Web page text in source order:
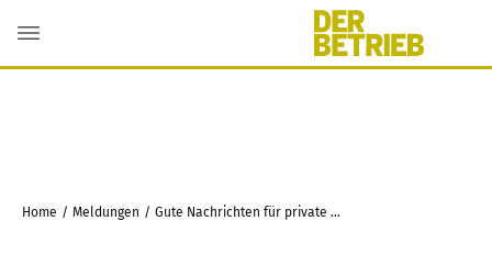
Home / Meldungen / Gute Nachrichten für private Anleger – Erstes Finanzgericht hält Beschränkung der Verlustverrechnung für Termingeschäfte für verfassungswidrig